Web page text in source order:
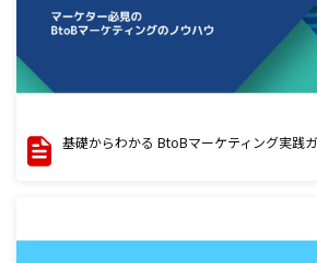
基礎からわかる BtoBマーケティング実践